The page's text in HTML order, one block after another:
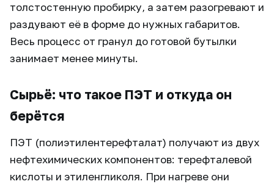
толстостенную пробирку, а затем разогревают и
раздувают её в форме до нужных габаритов.
Весь процесс от гранул до готовой бутылки
занимает менее минуты.
Сырьё: что такое ПЭТ и откуда он
берётся
ПЭТ (полиэтилентерефталат) получают из двух
нефтехимических компонентов: терефталевой
кислоты и этиленгликоля. При нагреве они